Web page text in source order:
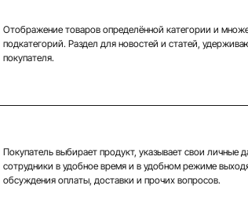
Отображение товаров определённой категории и
подкатегорий. Раздел для новостей и статей,
покупателя.
Покупатель выбирает продукт, указывает свои личные
сотрудники в удобное время и в удобном режиме
обсуждения оплаты, доставки и прочих вопросов.